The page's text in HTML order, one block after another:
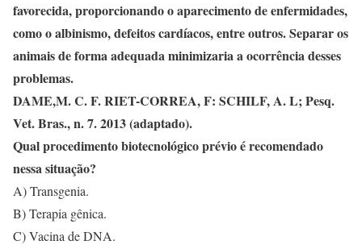
favorecida, proporcionando o aparecimento de enfermidades,
como o albinismo, defeitos cardíacos, entre outros. Separar os
animais de forma adequada minimizaria a ocorrência desses
problemas.
DAME,M. C. F. RIET-CORREA, F: SCHILF, A. L; Pesq.
Vet. Bras., n. 7. 2013 (adaptado).
Qual procedimento biotecnológico prévio é recomendado
nessa situação?
A) Transgenia.
B) Terapia gênica.
C) Vacina de DNA.